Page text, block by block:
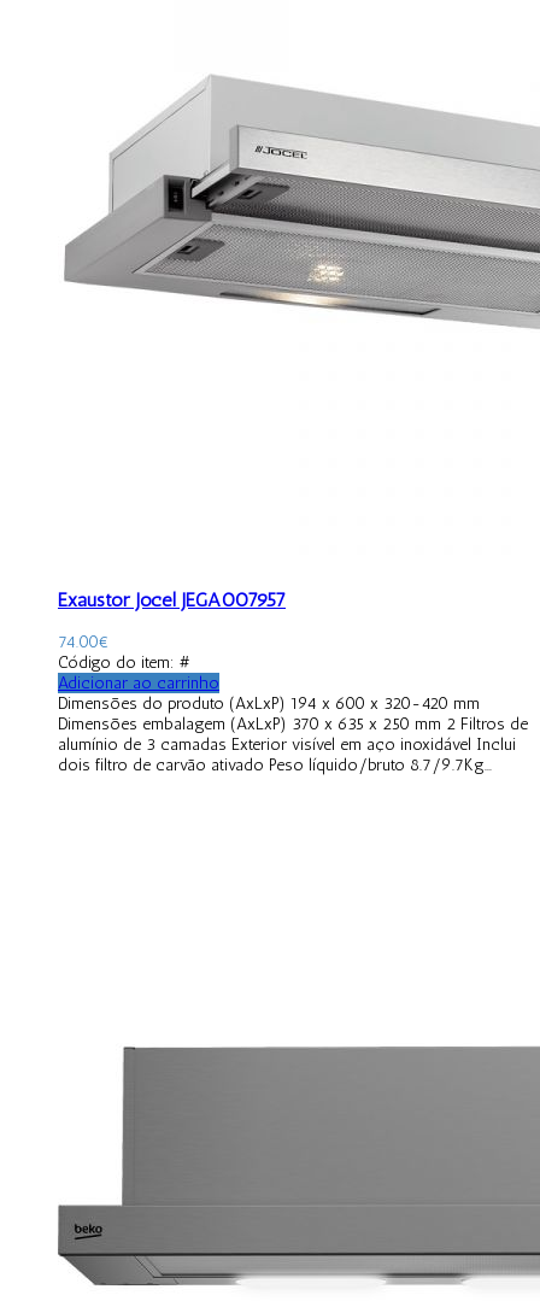
Exaustor Jocel JEGA007957
74.00€
Código do item: #
Adicionar ao carrinho
Dimensões do produto (AxLxP) 194 x 600 x 320-420 mm
Dimensões embalagem (AxLxP) 370 x 635 x 250 mm 2 Filtros de
alumínio de 3 camadas Exterior visível em aço inoxidável Inclui
dois filtro de carvão ativado Peso líquido/bruto 8.7/9.7Kg...